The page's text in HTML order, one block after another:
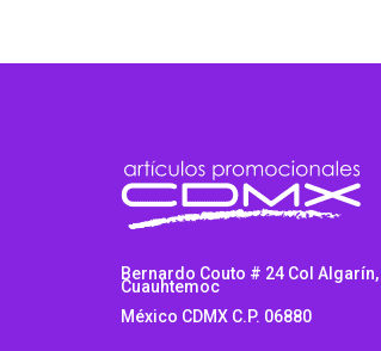
Bernardo Couto # 24 Col Algarín,
Cuauhtemoc
México CDMX C.P. 06880